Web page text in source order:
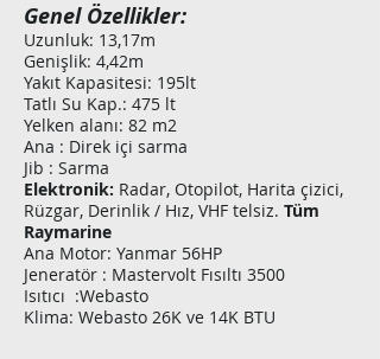
Genel Özellikler:
Uzunluk: 13,17m
Genişlik: 4,42m
Yakıt Kapasitesi: 195lt
Tatlı Su Kap.: 475 lt
Yelken alanı: 82 m2
Ana : Direk içi sarma
Jib : Sarma
Elektronik: Radar, Otopilot, Harita çizici,
Rüzgar, Derinlik / Hız, VHF telsiz. Tüm
Raymarine
Ana Motor: Yanmar 56HP
Jeneratör : Mastervolt Fısıltı 3500
Isıtıcı :Webasto
Klima: Webasto 26K ve 14K BTU